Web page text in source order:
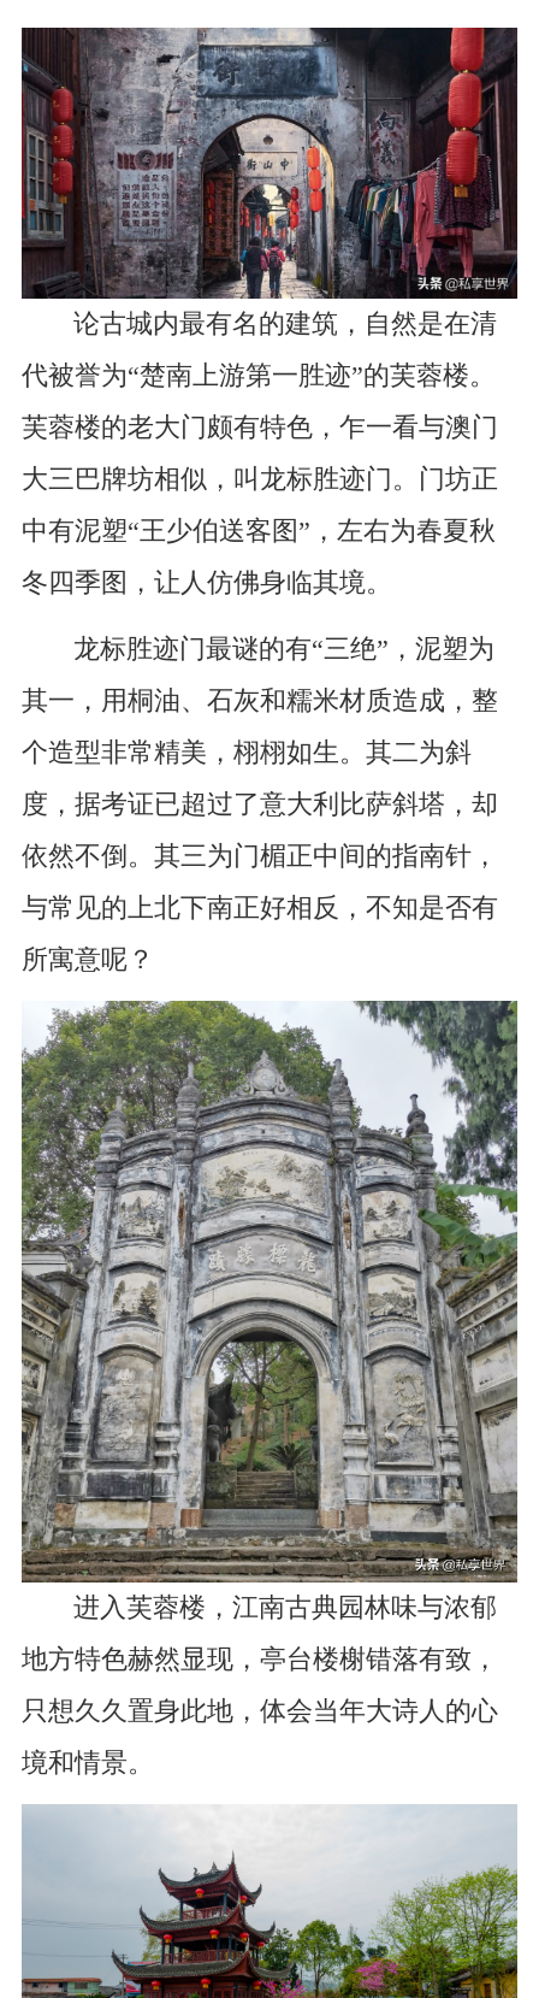
论古城内最有名的建筑，自然是在清
代被誉为“楚南上游第一胜迹”的芙蓉楼。
芙蓉楼的老大门颇有特色，乍一看与澳门
大三巴牌坊相似，叫龙标胜迹门。门坊正
中有泥塑“王少伯送客图”，左右为春夏秋
冬四季图，让人仿佛身临其境。
龙标胜迹门最谜的有“三绝”，泥塑为
其一，用桐油、石灰和糯米材质造成，整
个造型非常精美，栩栩如生。其二为斜
度，据考证已超过了意大利比萨斜塔，却
依然不倒。其三为门楣正中间的指南针，
与常见的上北下南正好相反，不知是否有
所寓意呢？
进入芙蓉楼，江南古典园林味与浓郁
地方特色赫然显现，亭台楼榭错落有致，
只想久久置身此地，体会当年大诗人的心
境和情景。